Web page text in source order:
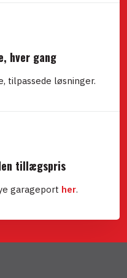
hver gang
tilpassede løsninger.
tillægspris
garageport her.